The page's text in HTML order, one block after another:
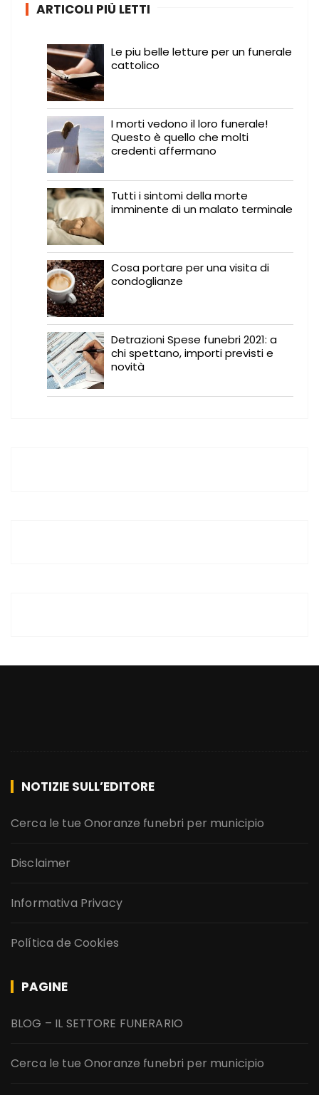
ARTICOLI PIÙ LETTI
Le piu belle letture per un funerale
cattolico
I morti vedono il loro funerale!
Questo è quello che molti
credenti affermano
Tutti i sintomi della morte
imminente di un malato terminale
Cosa portare per una visita di
condoglianze
Detrazioni Spese funebri 2021: a
chi spettano, importi previsti e
novità
NOTIZIE SULL’EDITORE
Cerca le tue Onoranze funebri per municipio
Disclaimer
Informativa Privacy
Política de Cookies
PAGINE
BLOG – IL SETTORE FUNERARIO
Cerca le tue Onoranze funebri per municipio